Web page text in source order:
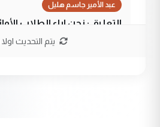
عبد الأمير جاسم هليل
التعليق : نحن اباء الطلاب
نتشرف بلقاء السيد احمد
يتم التحديث